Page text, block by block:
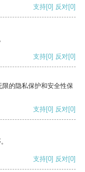
支持[0] 反对[0]
支持[0] 反对[0]
的隐私保护和安全性保
支持[0] 反对[0]
支持[0] 反对[0]